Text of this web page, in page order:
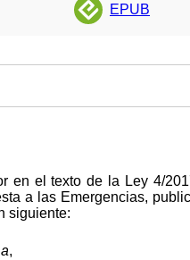
EPUB
en el texto de la Ley 4/
a las Emergencias,
siguiente:
a,